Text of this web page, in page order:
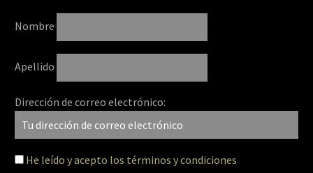
Nombre
Apellido
Dirección de correo electrónico:
He leído y acepto los términos y condiciones